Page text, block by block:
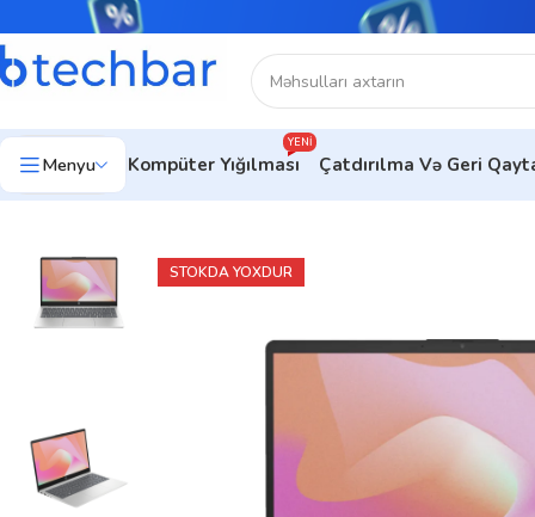
Menyu Kompüter Yığılması
YENI
Çatdırılma Və Geri
Ev Noutbuklar
STOKDA YOXDUR